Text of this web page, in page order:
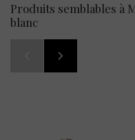
Produits semblables à
blanc